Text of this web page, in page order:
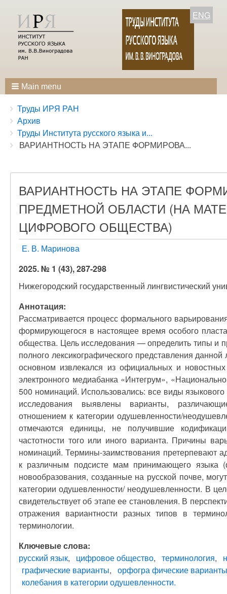
ENG
Main menu
Breadcrumbs
You
are
here:
Труды ИРЯ РАН
Архив
Труды Института русского языка и...
ВАРИАНТНОСТЬ НА ЭТАПЕ ФОРМИРОВА...
ВАРИАНТНОСТЬ НА ЭТАПЕ
ПРЕДМЕТНОЙ ОБЛАСТИ (НА
ЦИФРОВОГО ОБЩЕСТВА)
Е. В. Маринова
2025. № 1 (43), 287-298
Нижегородский государственный лингвистический
Аннотация:
Рассматривается процесс формального
формирующегося в настоящее время особого
общества. Цель исследования — определить типы и
полного лексикографического представления
основном извлекался из официальных и
электронного медиабанка «Интегрум»,
500 номинаций. Использовались: все виды
исследования выявлены варианты,
отношением к категории одушевленности/
отмечаются единицы, не получившие
частотности того или иного варианта. Причины
номинаций. Термины-заимствования претерпевают
к различным подсисте мам принимающего языка
новообразования, созданные на русской почве,
категории одушевленности/ неодушевленности. В
свидетельствует об этапе ее становления. В
отражения вариантности разных типов в
терминологии.
Ключевые слова:
русский язык
цифровое общество терминология
графические варианты
орфогра фические варианты
колебания в категории одушевленности.